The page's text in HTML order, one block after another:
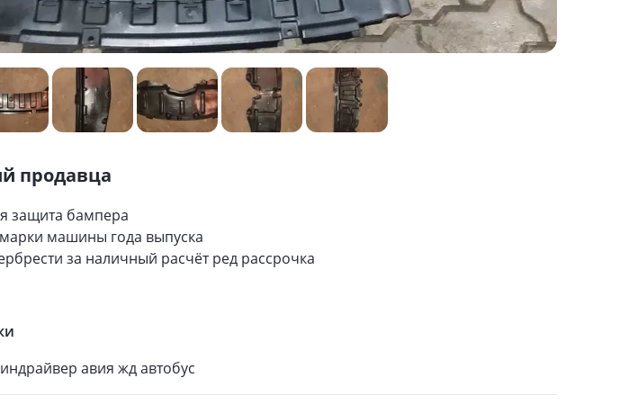
продавца
защита бампера
машины года выпуска
за наличный расчёт ред рассрочка
авия жд автобус